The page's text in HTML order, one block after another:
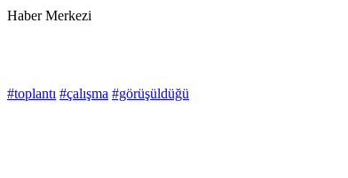
Haber Merkezi
#toplantı #çalışma #görüşüldüğü